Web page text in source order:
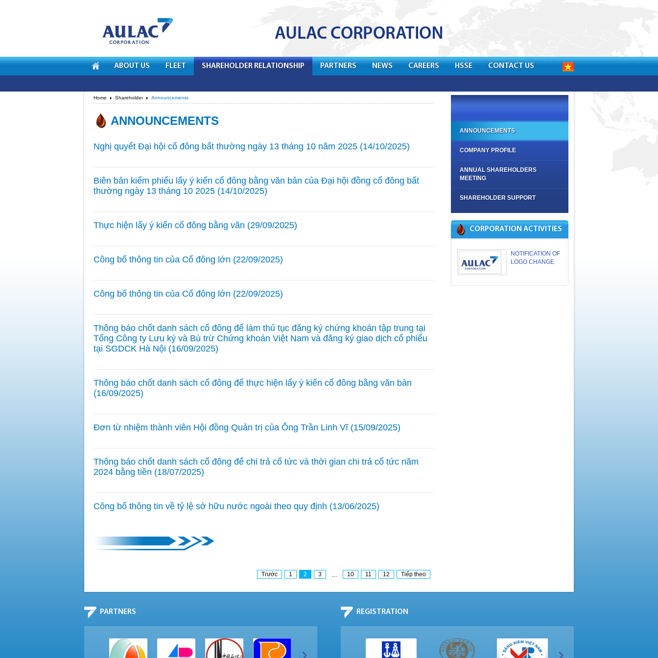
ABOUT US FLEET SHAREHOLDER RELATIONSHIP PARTNERS NEWS CAREERS HSSE CONTACT US
Home Shareholder Announcements
ANNOUNCEMENTS
Nghị quyết Đại hội cổ đông bất thường ngày 13 tháng 10 năm 2025 (14/10/2025)
Biên bản kiểm phiếu lấy ý kiến cổ đông bằng văn bản của Đại hội đồng cổ đông bất
thường ngày 13 tháng 10 2025 (14/10/2025)
Thực hiện lấy ý kiến cổ đông bằng văn (29/09/2025)
Công bố thông tin của Cổ đông lớn (22/09/2025)
Công bố thông tin của Cổ đông lớn (22/09/2025)
Thông báo chốt danh sách cổ đông để làm thủ tục đăng ký chứng khoán tập trung tại
Tổng Công ty Lưu ký và Bù trừ Chứng khoán Việt Nam và đăng ký giao dịch cổ phiếu
tại SGDCK Hà Nội (16/09/2025)
Thông báo chốt danh sách cổ đông để thực hiện lấy ý kiến cổ đông bằng văn bản
(16/09/2025)
Đơn từ nhiệm thành viên Hội đồng Quản trị của Ông Trần Linh Vĩ (15/09/2025)
Thông báo chốt danh sách cổ đông để chi trả cổ tức và thời gian chi trả cổ tức năm
2024 bằng tiền (18/07/2025)
Công bố thông tin về tỷ lệ sở hữu nước ngoài theo quy định (13/06/2025)
Trước 1 2 3 ... 10 11 12 Tiếp theo
ANNOUNCEMENTS
COMPANY PROFILE
ANNUAL SHAREHOLDERS
MEETING
SHAREHOLDER SUPPORT
CORPORATION ACTIVITIES
NOTIFICATION OF
LOGO CHANGE
PARTNERS REGISTRATION